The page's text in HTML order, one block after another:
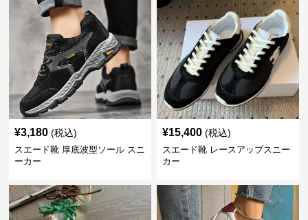
¥3,180 (税込)
スエード靴 厚底波型ソール スニ
ーカー
¥15,400 (税込)
スエード靴 レースアップスニー
カー